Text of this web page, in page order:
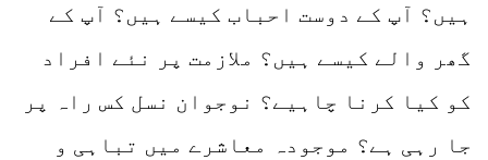
ہیں؟ آپ کے دوست احباب کیسے ہیں؟ آپ کے
گھر والے کیسے ہیں؟ ملازمت پر نئے افراد
کو کیا کرنا چاہیے؟ نوجوان نسل کس راہ پر
جا رہی ہے؟ موجودہ معاشرے میں تباہی و